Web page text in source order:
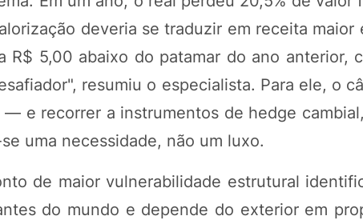
deveria se traduzir em receita maior
R$ 5,00 abaixo do patamar do ano anterior,
resumiu o especialista. Para ele, o
e recorrer a instrumentos de hedge
uma necessidade, não um luxo.
de maior vulnerabilidade estrutural
do mundo e depende do exterior em